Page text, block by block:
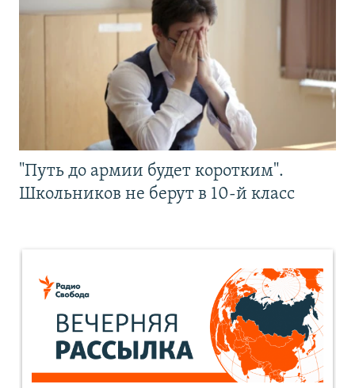
"Путь до армии будет коротким".
Школьников не берут в 10-й класс